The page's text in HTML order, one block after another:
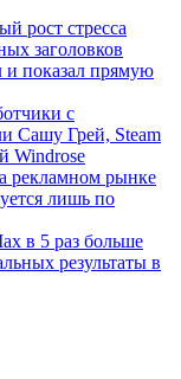
рост стресса
заголовков
и показал прямую
с
Сашу Грей, Steam
Windrose
рекламном рынке
лишь по
в 5 раз больше
результаты в